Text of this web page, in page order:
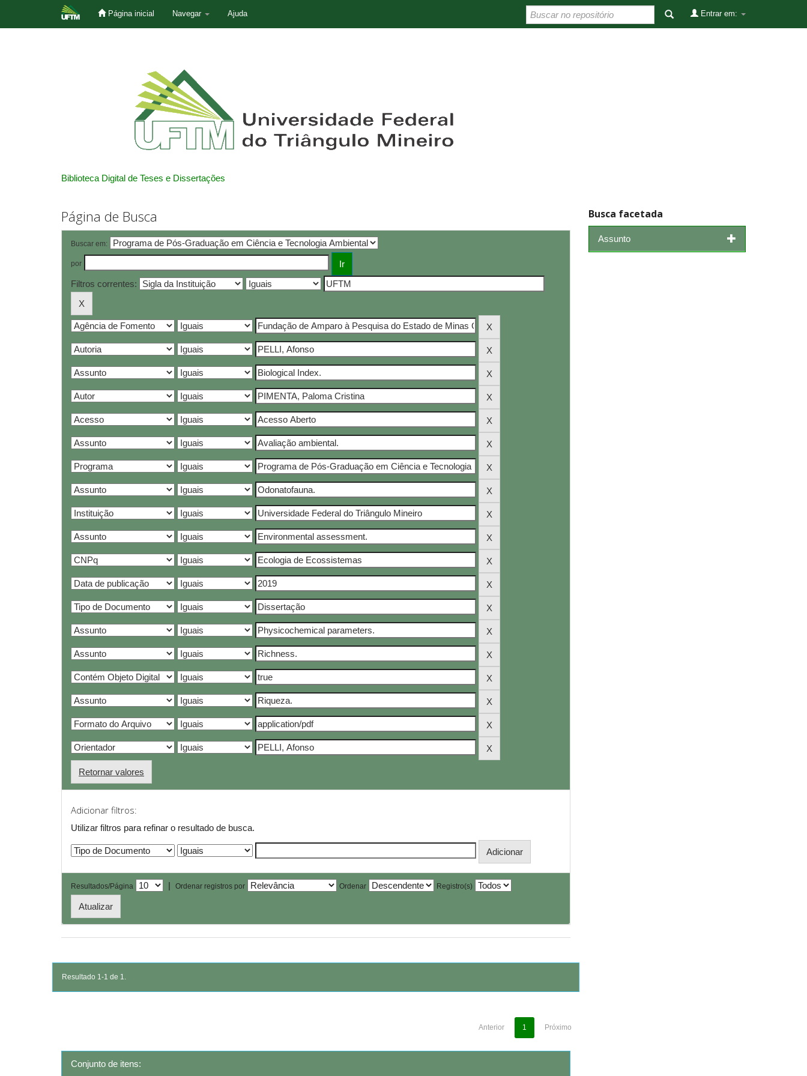
Página inicial Navegar Ajuda Entrar em:
Biblioteca Digital de Teses e Dissertações
Página de Busca
Buscar em:
por
Filtros correntes:
Retornar valores
Adicionar filtros:
Utilizar filtros para refinar o resultado de busca.
Resultados/Página | Ordenar registros por Ordenar Registro(s)
Resultado 1-1 de 1.
Anterior 1 Próximo
Conjunto de itens:
Busca facetada
Assunto